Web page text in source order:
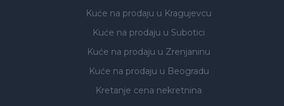
Kuće na prodaju u Kragujevcu
Kuće na prodaju u Subotici
Kuće na prodaju u Zrenjaninu
Kuće na prodaju u Beogradu
Kretanje cena nekretnina